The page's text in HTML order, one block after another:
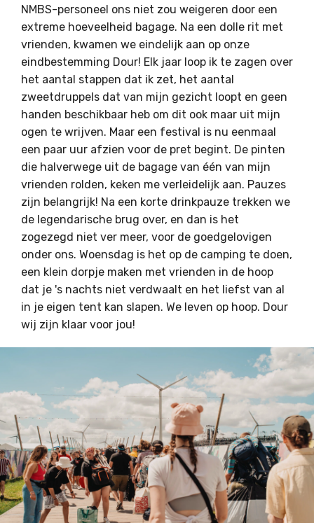
NMBS-personeel ons niet zou weigeren door een
extreme hoeveelheid bagage. Na een dolle rit met
vrienden, kwamen we eindelijk aan op onze
eindbestemming Dour! Elk jaar loop ik te zagen over
het aantal stappen dat ik zet, het aantal
zweetdruppels dat van mijn gezicht loopt en geen
handen beschikbaar heb om dit ook maar uit mijn
ogen te wrijven. Maar een festival is nu eenmaal
een paar uur afzien voor de pret begint. De pinten
die halverwege uit de bagage van één van mijn
vrienden rolden, keken me verleidelijk aan. Pauzes
zijn belangrijk! Na een korte drinkpauze trekken we
de legendarische brug over, en dan is het
zogezegd niet ver meer, voor de goedgelovigen
onder ons. Woensdag is het op de camping te doen,
een klein dorpje maken met vrienden in de hoop
dat je 's nachts niet verdwaalt en het liefst van al
in je eigen tent kan slapen. We leven op hoop. Dour
wij zijn klaar voor jou!